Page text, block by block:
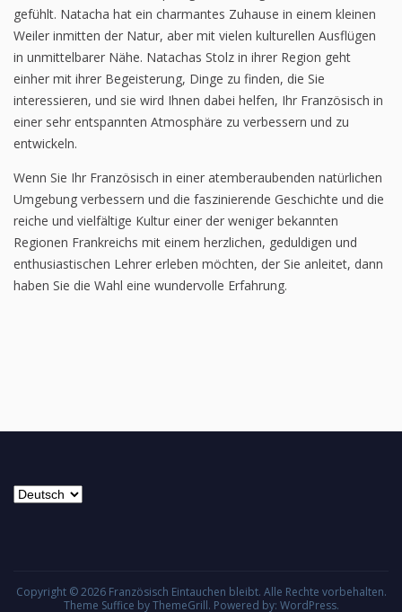
gefühlt. Natacha hat ein charmantes Zuhause in einem kleinen
Weiler inmitten der Natur, aber mit vielen kulturellen Ausflügen
in unmittelbarer Nähe. Natachas Stolz in ihrer Region geht
einher mit ihrer Begeisterung, Dinge zu finden, die Sie
interessieren, und sie wird Ihnen dabei helfen, Ihr Französisch in
einer sehr entspannten Atmosphäre zu verbessern und zu
entwickeln.
Wenn Sie Ihr Französisch in einer atemberaubenden natürlichen
Umgebung verbessern und die faszinierende Geschichte und die
reiche und vielfältige Kultur einer der weniger bekannten
Regionen Frankreichs mit einem herzlichen, geduldigen und
enthusiastischen Lehrer erleben möchten, der Sie anleitet, dann
haben Sie die Wahl eine wundervolle Erfahrung.
Sprache
auswählen
Copyright © 2026 Französisch Eintauchen bleibt. Alle Rechte vorbehalten.
Theme Suffice by ThemeGrill. Powered by: WordPress.